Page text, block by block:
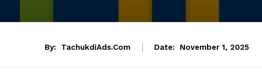
By: TachukdiAds.com Date: November 1, 2025